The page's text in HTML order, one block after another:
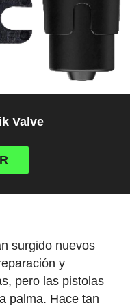
Valve
surgido nuevos
y
pero las pistolas
palma. Hace tan